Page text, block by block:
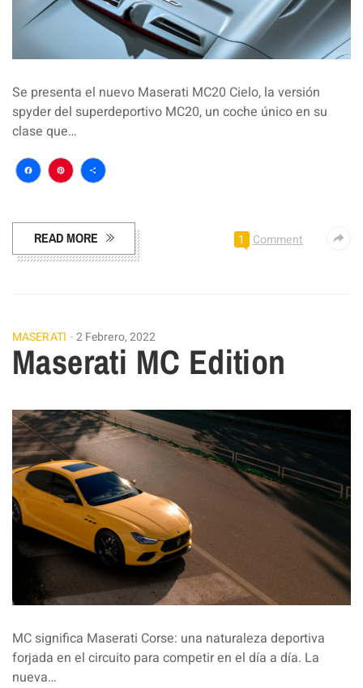
Se presenta el nuevo Maserati MC20 Cielo, la versión
spyder del superdeportivo MC20, un coche único en su
clase que…
Facebook
Pinterest
Compartir
READ MORE 1 Comment
MASERATI 2 Febrero, 2022
Maserati MC Edition
MC significa Maserati Corse: una naturaleza deportiva
forjada en el circuito para competir en el día a día. La
nueva…